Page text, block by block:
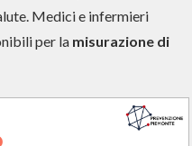
Medici e infermieri
per la misurazione di